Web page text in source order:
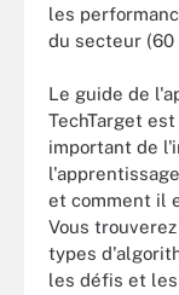
les
du secteur
Le guide de
TechTarget
important de
et comment il
Vous
types
les défis et